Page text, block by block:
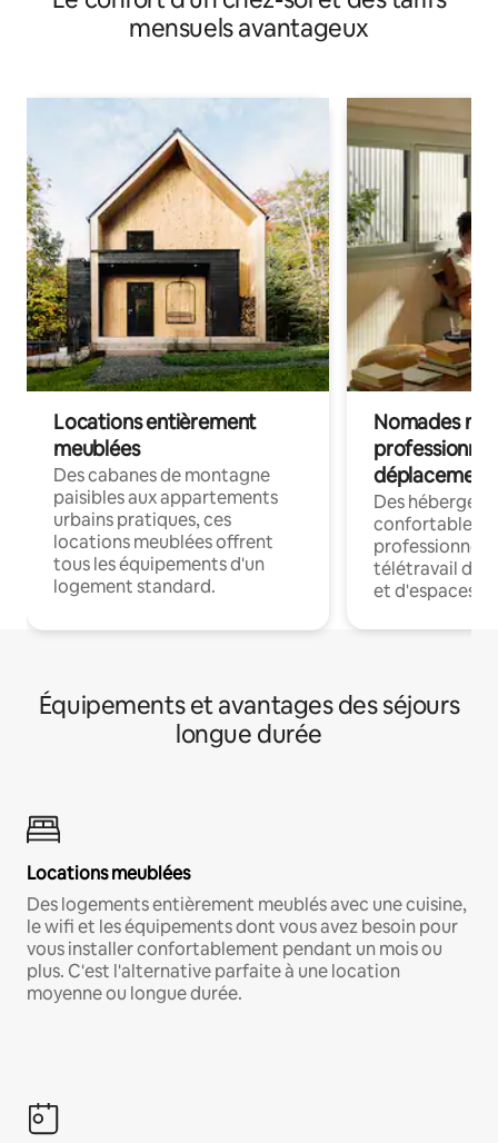
mensuels avantageux
Locations entièrement
meublées
Des cabanes de montagne
paisibles aux appartements
urbains pratiques, ces
locations meublées offrent
tous les équipements d'un
logement standard.
Nomades
déplacement
Des
confortables
professionnels
télétravail
et d'espaces
Équipements et avantages des séjours
longue durée
Locations meublées
Des logements entièrement meublés avec une cuisine,
le wifi et les équipements dont vous avez besoin pour
vous installer confortablement pendant un mois ou
plus. C'est l'alternative parfaite à une location
moyenne ou longue durée.